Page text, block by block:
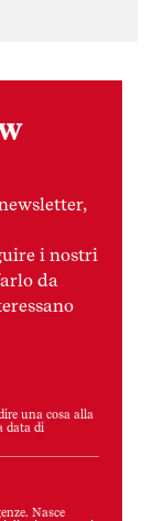
i nostri
da
una cosa alla
data di
Nasce